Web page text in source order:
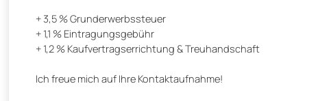
+ 3,5 % Grunderwerbssteuer
+ 1,1 % Eintragungsgebühr
+ 1,2 % Kaufvertragserrichtung & Treuhandschaft
Ich freue mich auf Ihre Kontaktaufnahme!